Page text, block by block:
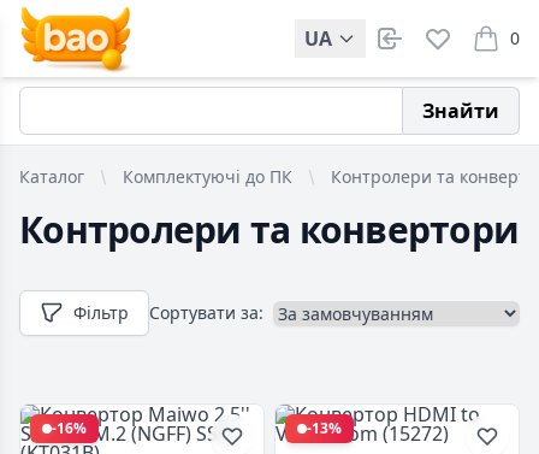
UA 0
items
Знайти
Каталог Комплектуючі до ПК Контролери та
Контролери та конвертори
Фільтр Сортувати за:
-16% -13%